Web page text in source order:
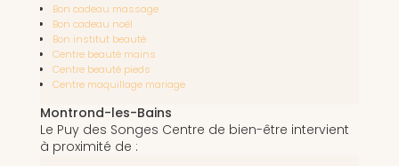
Bon cadeau massage
Bon cadeau noël
Bon institut beauté
Centre beauté mains
Centre beauté pieds
Centre maquillage mariage
Montrond-les-Bains
Le Puy des Songes Centre de bien-être intervient
à proximité de :